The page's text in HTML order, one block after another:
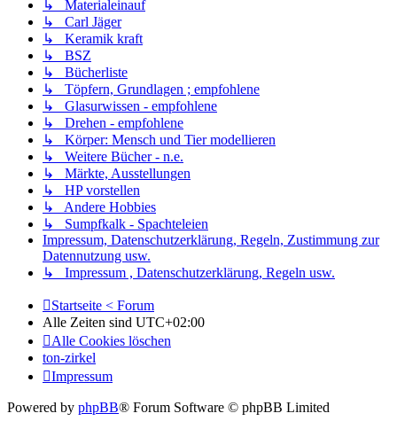
↳ Materialeinauf
↳ Carl Jäger
↳ Keramik kraft
↳ BSZ
↳ Bücherliste
↳ Töpfern, Grundlagen ; empfohlene
↳ Glasurwissen - empfohlene
↳ Drehen - empfohlene
↳ Körper: Mensch und Tier modellieren
↳ Weitere Bücher - n.e.
↳ Märkte, Ausstellungen
↳ HP vorstellen
↳ Andere Hobbies
↳ Sumpfkalk - Spachteleien
Impressum, Datenschutzerklärung, Regeln, Zustimmung zur
Datennutzung usw.
↳ Impressum , Datenschutzerklärung, Regeln usw.
Startseite < Forum
Alle Zeiten sind UTC+02:00
Alle Cookies löschen
ton-zirkel
Impressum
Powered by phpBB® Forum Software © phpBB Limited